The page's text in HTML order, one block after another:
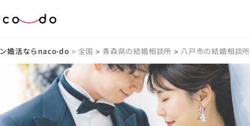
婚活ならnaco-do > 全国 > 青森県の結婚相談所 > 八戸市の結婚相談所